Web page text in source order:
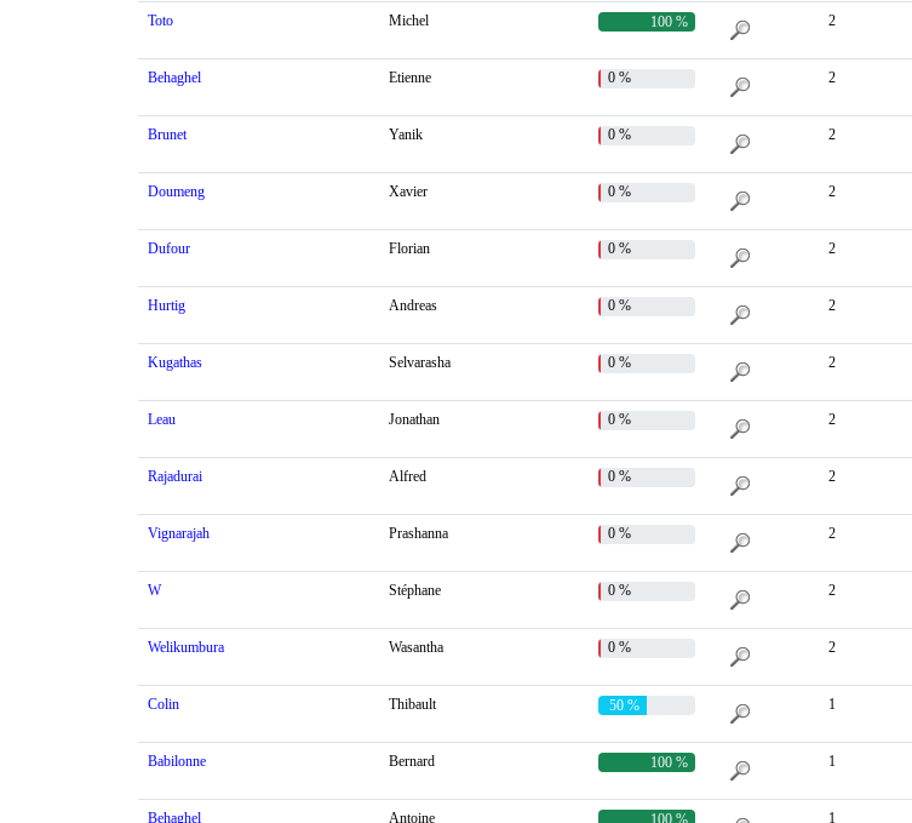
Toto Michel 100 % 2
Behaghel Etienne 0 % 2
Brunet Yanik 0 % 2
Doumeng Xavier 0 % 2
Dufour Florian 0 % 2
Hurtig Andreas 0 % 2
Kugathas Selvarasha 0 % 2
Leau Jonathan 0 % 2
Rajadurai Alfred 0 % 2
Vignarajah Prashanna 0 % 2
W Stéphane 0 % 2
Welikumbura Wasantha 0 % 2
Colin Thibault 50 % 1
Babilonne Bernard 100 % 1
Behaghel Antoine 100 % 1